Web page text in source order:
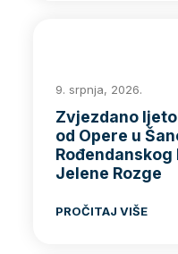
9. srpnja, 2026.
Zvjezdano
od Opere u
Jelene Rozge
PROČITAJ VIŠE